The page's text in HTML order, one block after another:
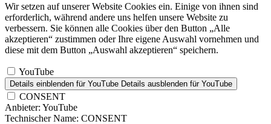
Wir setzen auf unserer Website Cookies ein. Einige von ihnen sind
erforderlich, während andere uns helfen unsere Website zu
verbessern. Sie können alle Cookies über den Button „Alle
akzeptieren“ zustimmen oder Ihre eigene Auswahl vornehmen und
diese mit dem Button „Auswahl akzeptieren“ speichern.
YouTube
Details einblenden für YouTube Details ausblenden für YouTube
CONSENT
Anbieter: YouTube
Technischer Name: CONSENT